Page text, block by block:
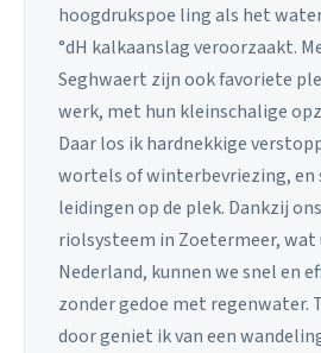
hoogdrukspoe ling als het
°dH kalkaanslag veroorzaakt.
Seghwaert zijn ook favoriete
werk, met hun kleinschalige
Daar los ik hardnekkige
wortels of winterbevriezing, en
leidingen op de plek. Dankzij
riolsysteem in Zoetermeer, wat
Nederland, kunnen we snel en
zonder gedoe met regenwater.
door geniet ik van een